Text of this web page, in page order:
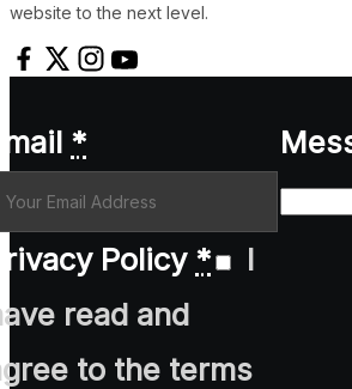
website to the next level.
*
Policy *
I
read and
to the terms